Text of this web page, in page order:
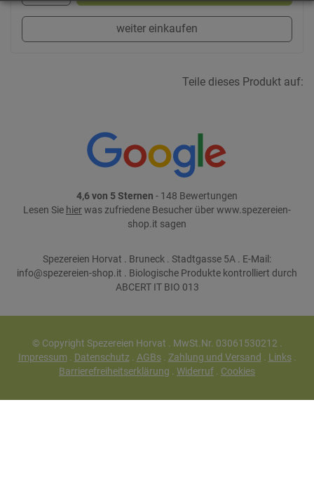
weiter einkaufen
Teile dieses Produkt auf:
4,6 von 5 Sternen - 148 Bewertungen
Lesen Sie hierwas zufriedene Besucher über www.spezereien-
shop.it sagen
Spezereien Horvat . Bruneck . Stadtgasse 5A . E-Mail:
info@spezereien-shop.it . Biologische Produkte kontrolliert durch
ABCERT IT BIO 013
© Copyright Spezereien Horvat . MwSt.Nr. 03061530212 .
Impressum. Datenschutz. AGBs. Zahlung und Versand . Links.
Barrierefreiheitserklärung . Widerruf . Cookies